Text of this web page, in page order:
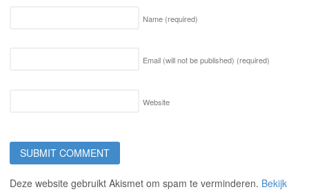
Name (required)
Email (will not be published) (required)
Website
Deze website gebruikt Akismet om spam te verminderen. Bekijk